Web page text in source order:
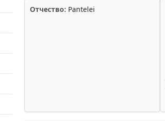
Отчество: Pantelei